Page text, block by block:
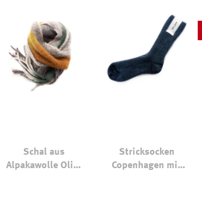
Schal aus
Alpakawolle Oliv-
Stricksocken
Copenhagen mit